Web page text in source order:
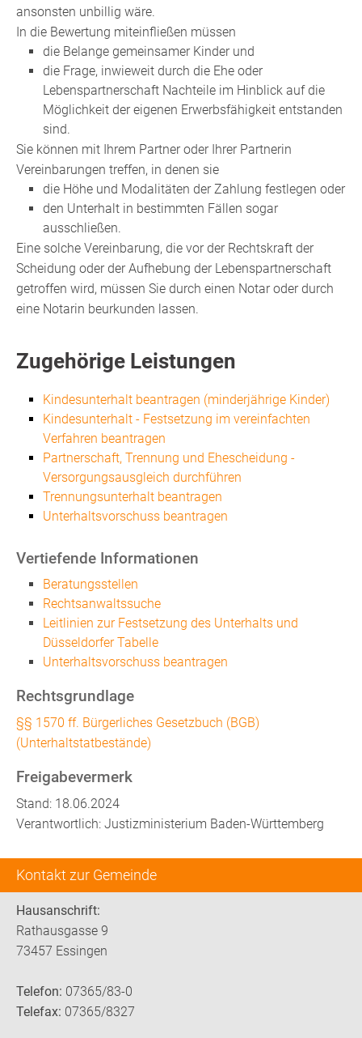
Kontakt zur Gemeinde
Hausanschrift:
Rathausgasse 9
73457 Essingen
Telefon: 07365/83-0
Telefax: 07365/8327
ansonsten unbillig wäre.
In die Bewertung miteinfließen müssen
die Belange gemeinsamer Kinder und
die Frage, inwieweit durch die Ehe oder
Lebenspartnerschaft Nachteile im Hinblick auf die
Möglichkeit der eigenen Erwerbsfähigkeit entstanden
sind.
Sie können mit Ihrem Partner oder Ihrer Partnerin
Vereinbarungen treffen, in denen sie
die Höhe und Modalitäten der Zahlung festlegen oder
den Unterhalt in bestimmten Fällen sogar
ausschließen.
Eine solche Vereinbarung, die vor der Rechtskraft der
Scheidung oder der Aufhebung der Lebenspartnerschaft
getroffen wird, müssen Sie durch einen Notar oder durch
eine Notarin beurkunden lassen.
Vertiefende Informationen
Beratungsstellen
Rechtsanwaltssuche
Leitlinien zur Festsetzung des Unterhalts und
Düsseldorfer Tabelle
Unterhaltsvorschuss beantragen
Rechtsgrundlage
§§ 1570 ff. Bürgerliches Gesetzbuch (BGB)
(Unterhaltstatbestände)
Zugehörige Leistungen
Kindesunterhalt beantragen (minderjährige Kinder)
Kindesunterhalt - Festsetzung im vereinfachten
Verfahren beantragen
Partnerschaft, Trennung und Ehescheidung -
Versorgungsausgleich durchführen
Trennungsunterhalt beantragen
Unterhaltsvorschuss beantragen
Freigabevermerk
Stand: 18.06.2024
Verantwortlich: Justizministerium Baden-Württemberg